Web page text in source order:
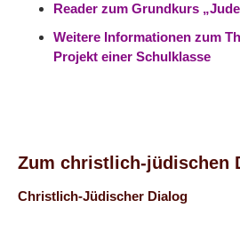
Reader zum Grundkurs
Weitere Informationen zum
Projekt einer Schulklasse
Zum christlich-jüdischen
Christlich-Jüdischer Dialog